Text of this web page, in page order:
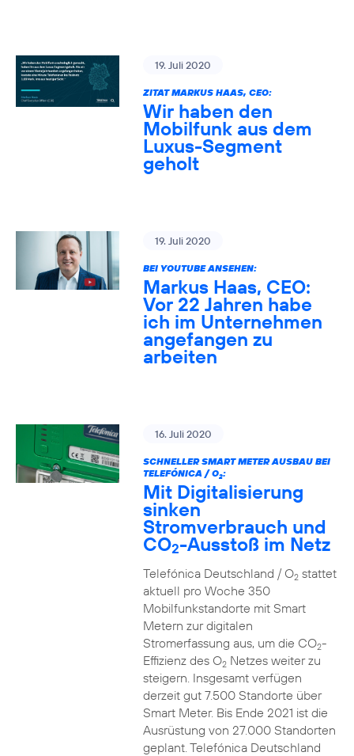
19. Juli 2020
ZITAT MARKUS HAAS, CEO:
Wir haben den
Mobilfunk aus dem
Luxus-Segment
geholt
19. Juli 2020
BEI YOUTUBE ANSEHEN:
Markus Haas, CEO:
Vor 22 Jahren habe
ich im Unternehmen
angefangen zu
arbeiten
16. Juli 2020
SCHNELLER SMART METER AUSBAU BEI
TELEFÓNICA / O2:
Mit Digitalisierung
sinken
Stromverbrauch und
CO2-Ausstoß im Netz
Telefónica Deutschland / O2stattet
aktuell pro Woche 350
Mobilfunkstandorte mit Smart
Metern zur digitalen
Stromerfassung aus, um die CO2-
Effizienz des O2Netzes weiter zu
steigern. Insgesamt verfügen
derzeit gut 7.500 Standorte über
Smart Meter. Bis Ende 2021 ist die
Ausrüstung von 27.000 Standorten
geplant. Telefónica Deutschland